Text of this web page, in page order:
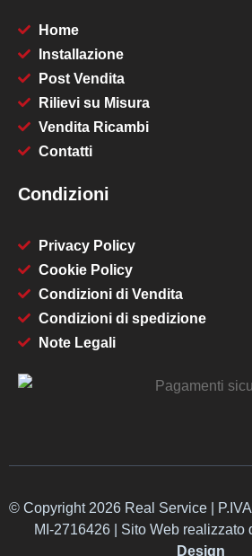
Home
Installazione
Post Vendita
Rilievi su Misura
Vendita Ricambi
Contatti
Condizioni
Privacy Policy
Cookie Policy
Condizioni di Vendita
Condizioni di spedizione
Note Legali
© Copyright 2026 Real Service |
MI-2716426 | Sito Web realizzato
Design